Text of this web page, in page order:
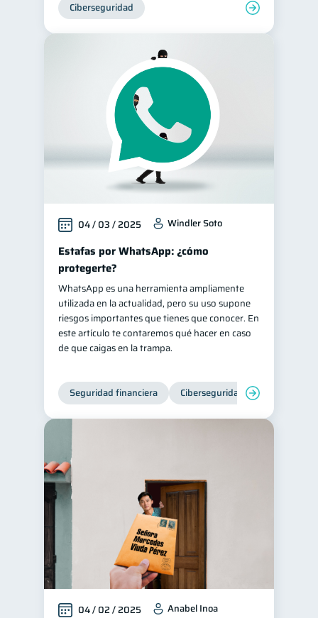
Ciberseguridad
04 / 03 / 2025 Windler Soto
Estafas por WhatsApp: ¿cómo
protegerte?
WhatsApp es una herramienta ampliamente
utilizada en la actualidad, pero su uso supone
riesgos importantes que tienes que conocer. En
este artículo te contaremos qué hacer en caso
de que caigas en la trampa.
Seguridad financiera Ciberseguridad
04 / 02 / 2025 Anabel Inoa